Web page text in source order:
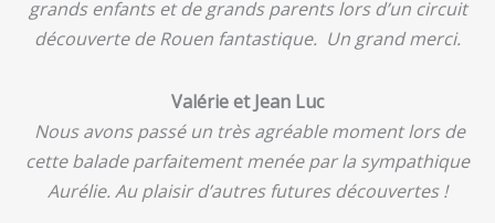
grands enfants et de grands parents lors d’un circuit
découverte de Rouen fantastique. Un grand merci.
Valérie et Jean Luc
Nous avons passé un très agréable moment lors de
cette balade parfaitement menée par la sympathique
Aurélie. Au plaisir d’autres futures découvertes !